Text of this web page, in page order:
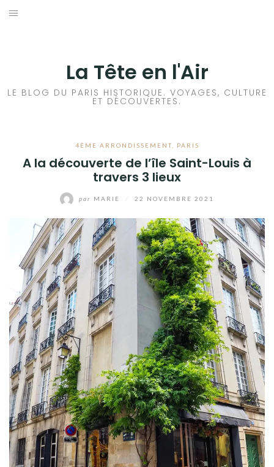
Aller
La Tête en l'Air
LE BLOG DU PARIS HISTORIQUE. VOYAGES, CULTURE
ET DÉCOUVERTES.
4ÈME ARRONDISSEMENT, PARIS
A la découverte de l’île Saint-Louis à
travers 3 lieux
par MARIE 22 NOVEMBRE 2021
HISTOIRES EN ILE DE FRANCE